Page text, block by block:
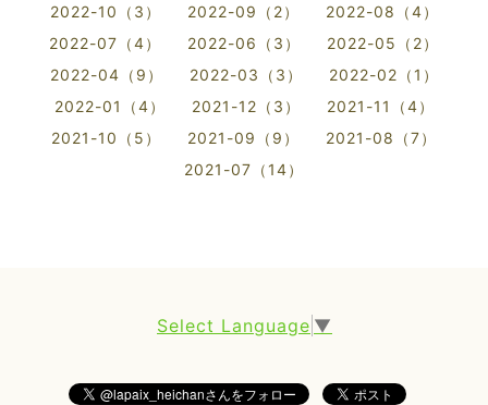
2022-10（3）
2022-09（2）
2022-08（4）
2022-07（4）
2022-06（3）
2022-05（2）
2022-04（9）
2022-03（3）
2022-02（1）
2022-01（4）
2021-12（3）
2021-11（4）
2021-10（5）
2021-09（9）
2021-08（7）
2021-07（14）
Select Language ▼